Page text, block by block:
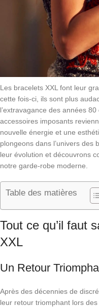
Les bracelets XXL font leur
cette fois-ci, ils sont plus
l’extravagance des années
accessoires imposants
nouvelle énergie et une
plongeons dans l’univers des
leur évolution et découvrons
notre garde-robe moderne.
Table des matières
Tout ce qu’il faut
XXL
Un Retour
Après des décennies de
leur retour triomphant lors